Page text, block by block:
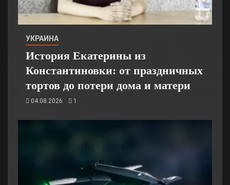
УКРАИНА
История Екатерины из
Константиновки: от праздничных
тортов до потери дома и матери
04.08.2026 1